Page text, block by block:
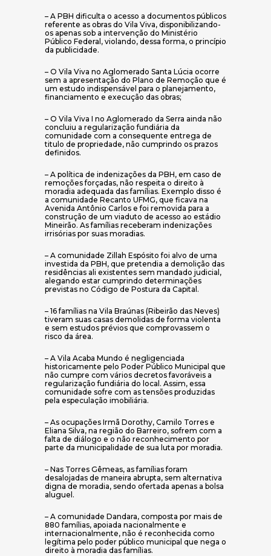
– A PBH dificulta o acesso a documentos públicos
referente as obras do Vila Viva, disponibilizando-
os apenas sob a intervenção do Ministério
Público Federal, violando, dessa forma, o princípio
da publicidade.
– O Vila Viva no Aglomerado Santa Lúcia ocorre
sem a apresentação do Plano de Remoção que é
um estudo indispensável para o planejamento,
financiamento e execução das obras;
– O Vila Viva I no Aglomerado da Serra ainda não
concluiu a regularização fundiária da
comunidade com a consequente entrega de
titulo de propriedade, não cumprindo os prazos
definidos.
– A política de indenizações da PBH, em caso de
remoções forçadas, não respeita o direito à
moradia adequada das famílias. Exemplo disso é
a comunidade Recanto UFMG, que ficava na
Avenida Antônio Carlos e foi removida para a
construção de um viaduto de acesso ao estádio
Mineirão. As famílias receberam indenizações
irrisórias por suas moradias.
– A comunidade Zillah Espósito foi alvo de uma
investida da PBH, que pretendia a demolição das
residências ali existentes sem mandado judicial,
alegando estar cumprindo determinações
previstas no Código de Postura da Capital.
– 16 famílias na Vila Braúnas (Ribeirão das Neves)
tiveram suas casas demolidas de forma violenta
e sem estudos prévios que comprovassem o
risco da área.
– A Vila Acaba Mundo é negligenciada
historicamente pelo Poder Público Municipal que
não cumpre com vários decretos favoráveis a
regularização fundiária do local. Assim, essa
comunidade sofre com as tensões produzidas
pela especulação imobiliária.
– As ocupações Irmã Dorothy, Camilo Torres e
Eliana Silva, na região do Barreiro, sofrem com a
falta de diálogo e o não reconhecimento por
parte da municipalidade de sua luta por moradia.
– Nas Torres Gêmeas, as famílias foram
desalojadas de maneira abrupta, sem alternativa
digna de moradia, sendo ofertada apenas a bolsa
aluguel.
– A comunidade Dandara, composta por mais de
880 famílias, apoiada nacionalmente e
internacionalmente, não é reconhecida como
legítima pelo poder público municipal que nega o
direito à moradia das famílias.